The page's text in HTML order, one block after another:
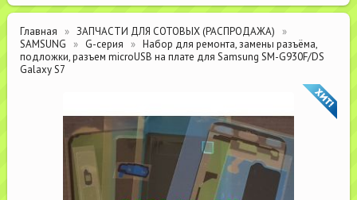
Главная
ЗАПЧАСТИ ДЛЯ СОТОВЫХ (РАСПРОДАЖА)
SAMSUNG
G-серия
Набор для ремонта, замены разъёма,
подложки, разъем microUSB на плате для Samsung SM-G930F/DS
Galaxy S7